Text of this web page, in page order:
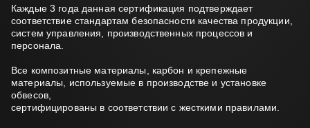
Каждые 3 года данная сертификация подтверждает
соответствие стандартам безопасности качества продукции,
систем управления, производственных процессов и
персонала.
Все композитные материалы, карбон и крепежные
материалы, используемые в производстве и установке
обвесов,
сертифицированы в соответствии с жесткими правилами.